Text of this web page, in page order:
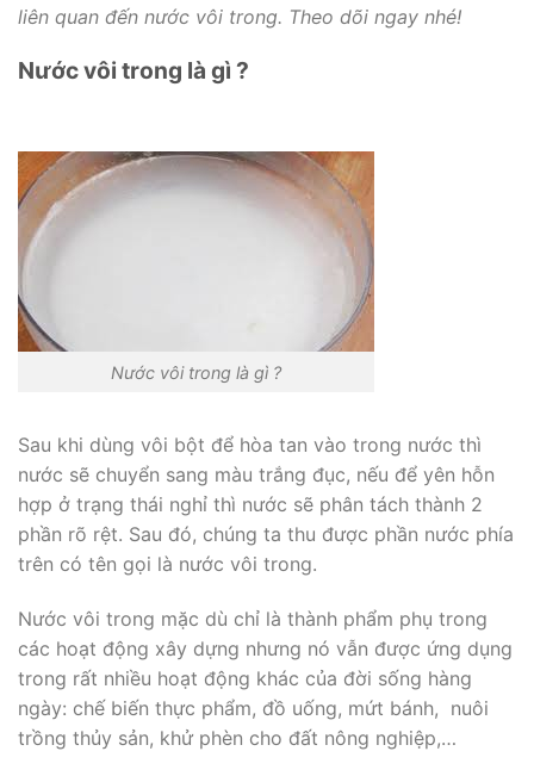
liên quan đến nước vôi trong. Theo dõi ngay nhé!
Nước vôi trong là gì ?
Nước vôi trong là gì ?
Sau khi dùng vôi bột để hòa tan vào trong nước thì
nước sẽ chuyển sang màu trắng đục, nếu để yên hỗn
hợp ở trạng thái nghỉ thì nước sẽ phân tách thành 2
phần rõ rệt. Sau đó, chúng ta thu được phần nước phía
trên có tên gọi là nước vôi trong.
Nước vôi trong mặc dù chỉ là thành phẩm phụ trong
các hoạt động xây dựng nhưng nó vẫn được ứng dụng
trong rất nhiều hoạt động khác của đời sống hàng
ngày: chế biến thực phẩm, đồ uống, mứt bánh, nuôi
trồng thủy sản, khử phèn cho đất nông nghiệp,…